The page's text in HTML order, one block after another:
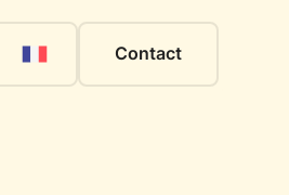
Contact